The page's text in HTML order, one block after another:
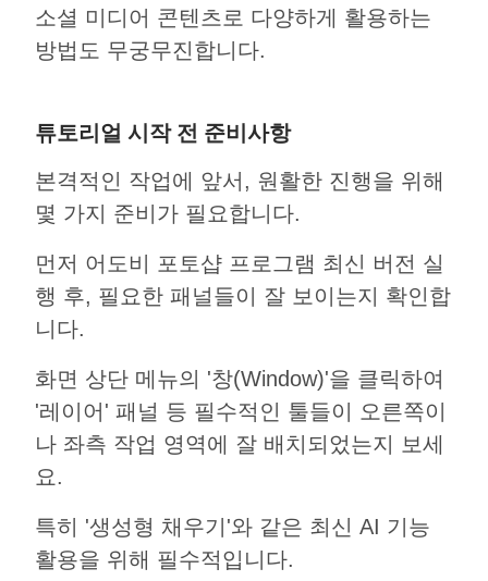
소셜 미디어 콘텐츠로 다양하게 활용하는
방법도 무궁무진합니다.
튜토리얼 시작 전 준비사항
본격적인 작업에 앞서, 원활한 진행을 위해
몇 가지 준비가 필요합니다.
먼저 어도비 포토샵 프로그램 최신 버전 실
행 후, 필요한 패널들이 잘 보이는지 확인합
니다.
화면 상단 메뉴의 '창(Window)'을 클릭하여
'레이어' 패널 등 필수적인 툴들이 오른쪽이
나 좌측 작업 영역에 잘 배치되었는지 보세
요.
특히 '생성형 채우기'와 같은 최신 AI 기능
활용을 위해 필수적입니다.